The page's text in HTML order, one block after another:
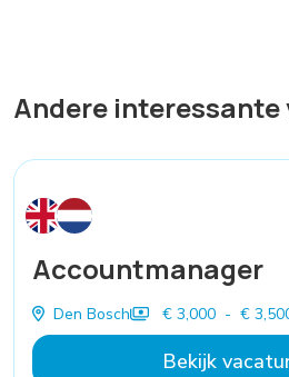
Andere
Accountmanager
Den Bosch € 3,000 - €
Bekijk